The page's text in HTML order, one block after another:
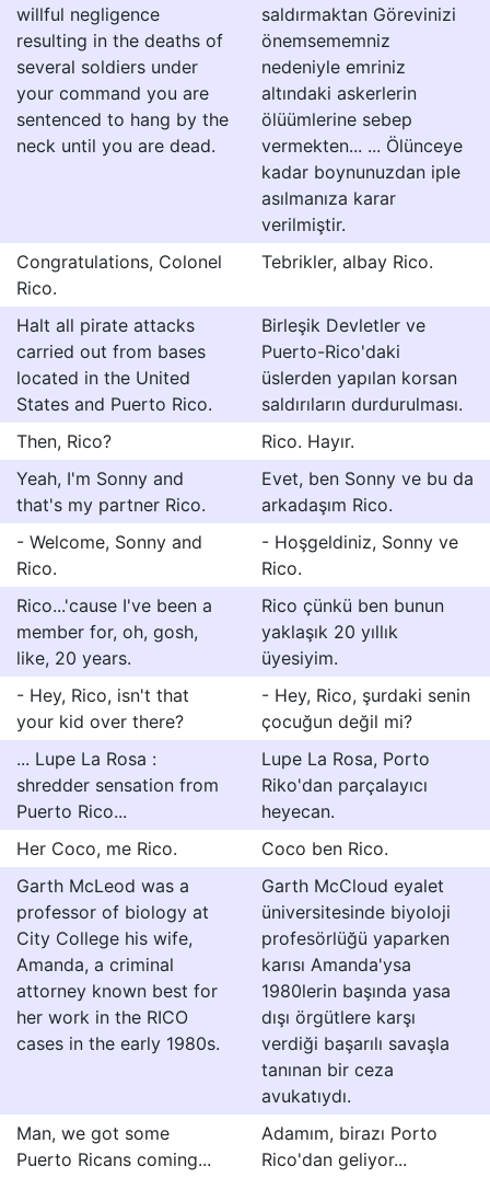
willful negligence
resulting in the deaths of
several soldiers under
your command you are
sentenced to hang by the
neck until you are dead.
saldırmaktan Görevinizi
önemsememniz
nedeniyle emriniz
altındaki askerlerin
ölüümlerine sebep
vermekten... ... Ölünceye
kadar boynunuzdan iple
asılmanıza karar
verilmiştir.
Congratulations, Colonel
Rico.
Tebrikler, albay Rico.
Halt all pirate attacks
carried out from bases
located in the United
States and Puerto Rico.
Birleşik Devletler ve
Puerto-Rico'daki
üslerden yapılan korsan
saldırıların durdurulması.
Then, Rico?
Rico. Hayır.
Yeah, I'm Sonny and
that's my partner Rico.
Evet, ben Sonny ve bu da
arkadaşım Rico.
- Welcome, Sonny and
Rico.
- Hoşgeldiniz, Sonny ve
Rico.
Rico...'cause I've been a
member for, oh, gosh,
like, 20 years.
Rico çünkü ben bunun
yaklaşık 20 yıllık
üyesiyim.
- Hey, Rico, isn't that
your kid over there?
- Hey, Rico, şurdaki senin
çocuğun değil mi?
... Lupe La Rosa :
shredder sensation from
Puerto Rico...
Lupe La Rosa, Porto
Riko'dan parçalayıcı
heyecan.
Her Coco, me Rico.
Coco ben Rico.
Garth McLeod was a
professor of biology at
City College his wife,
Amanda, a criminal
attorney known best for
her work in the RICO
cases in the early 1980s.
Garth McCloud eyalet
üniversitesinde biyoloji
profesörlüğü yaparken
karısı Amanda'ysa
1980lerin başında yasa
dışı örgütlere karşı
verdiği başarılı savaşla
tanınan bir ceza
avukatıydı.
Man, we got some
Puerto Ricans coming...
Adamım, birazı Porto
Rico'dan geliyor...